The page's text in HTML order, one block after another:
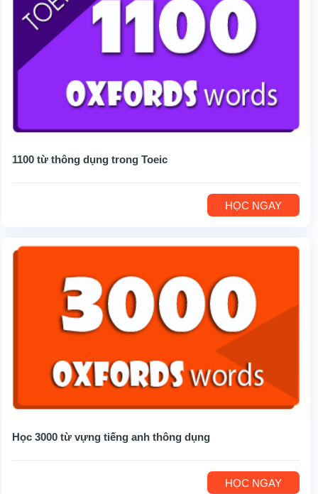
1100 từ thông dụng trong Toeic
HỌC NGAY
Học 3000 từ vựng tiếng anh thông dụng
HỌC NGAY